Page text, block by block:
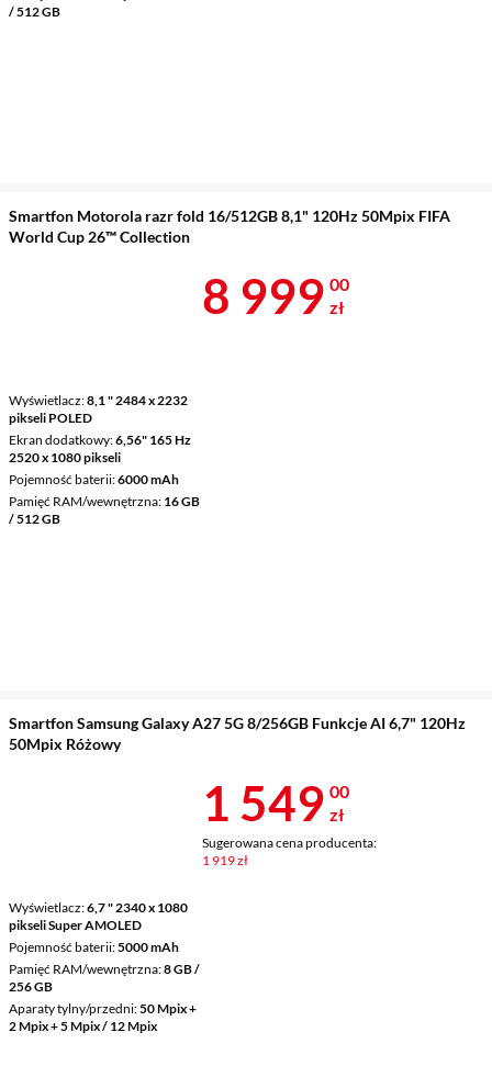
/ 512 GB
Smartfon Motorola razr fold 16/512GB 8,1" 120Hz 50Mpix FIFA
World Cup 26™ Collection
Wyświetlacz 8,1 " 2484 x 2232
pikseli POLED
Ekran dodatkowy 6,56" 165 Hz
2520 x 1080 pikseli
Pojemność baterii 6000 mAh
Pamięć RAM/wewnętrzna 16 GB
/ 512 GB
Cena 8 999 zł
8 999 00
zł
Smartfon Samsung Galaxy A27 5G 8/256GB Funkcje AI 6,7" 120Hz
50Mpix Różowy
Wyświetlacz 6,7 " 2340 x 1080
pikseli Super AMOLED
Pojemność baterii 5000 mAh
Pamięć RAM/wewnętrzna 8 GB /
256 GB
Aparaty tylny/przedni 50 Mpix +
2 Mpix + 5 Mpix / 12 Mpix
Cena 1 549 zł
1 549 00
zł
Sugerowana cena producenta:
1 919 zł